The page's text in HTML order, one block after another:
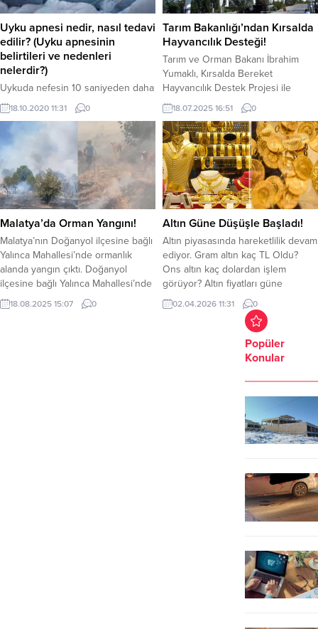
düşüren 19 ilin sağlık müdürlükleri
ödül aldı. Toplantıda konuşan
Bakan Memişoğlu,...
saat 10.55 itibariyle 4.058 TL’den
işlem görüyor....
Uyku apnesi nedir, nasıl tedavi
edilir? (Uyku apnesinin
belirtileri ve nedenleri
nelerdir?)
Uykuda nefesin 10 saniyeden daha
uzun süre kesilmesi “apne” olarak
adlandırılıyor. Uykuda nefesin kısmi
kesilmesi ise horlama olarak ortaya
çıkıyor. “Uyku apnesi” ve buna
bağlı görülen “gündüz aşırı
uykululuğu’ hayati sorunlara neden
olabiliyor. Obstrüktif (tıkayıcı) Uyku
Apne Sendromu gece boyunca
APNESİNİN NEDENLERİ VE
BELİRTİLERİ NELERDİR?Uyku
apnesinin 3 temel bulgusu ...
18.10.2020 11:31 0
Tarım Bakanlığı’ndan Kırsalda
Hayvancılık Desteği!
Tarım ve Orman Bakanı İbrahim
Yumaklı, Kırsalda Bereket
Hayvancılık Destek Projesi ile
hayvancılıkta önemli bir adım
atıldığını duyurdu. Bakan, projenin
ana hedefinin, Anadolu
hayvancılığını artırmak ve besilik
materyal talebini kendi
yetiştiricilerimizle karşılamak
olduğunu belirtti. İlk Hayvan
Teslimat Programı, Iğdır’da
projeyle şu adımlar hedefleniyor:
Kendi yetiştiricilerimizle besilik
materyal...
18.07.2025 16:51 0
Malatya’da Orman Yangını!
Malatya’nın Doğanyol ilçesine bağlı
Yalınca Mahallesi’nde ormanlık
alanda yangın çıktı. Doğanyol
ilçesine bağlı Yalınca Mahallesi’nde
henüz belirlenemeyen bir nedenler
ormanlık alanda yangın çıktı.
18.08.2025 15:07 0
Altın Güne Düşüşle Başladı!
Altın piyasasında hareketlilik devam
ediyor. Gram altın kaç TL Oldu?
Ons altın kaç dolardan işlem
görüyor? Altın fiyatları güne
düşüşle başladı. Jeopolitik
gelişmeler altın fiyatlarını
etkilemeye devam ediyor. ABD
Başkanı Trump’ın gelecek
haftalarda İran’a daha sert
altın fiyatlarının yeniden düşmesine
neden oldu. Kapalıçarşı’da da altın
fiyatları güncellendi....
02.04.2026 11:31 0
Popüler
Konular